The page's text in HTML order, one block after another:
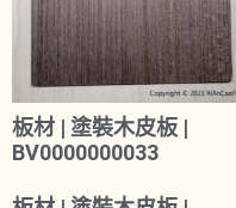
板材 | 塗裝木皮板 |
BV0000000033